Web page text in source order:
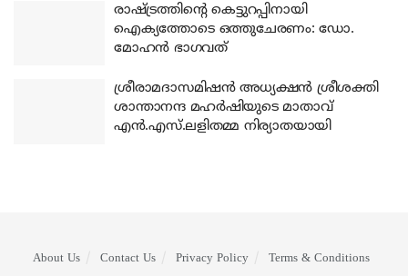
രാഷ്ട്രത്തിന്റെ കെട്ടുറപ്പിനായി
ഐക്യത്തോടെ ഒത്തുചേരണം: ഡോ.
മോഹന്‍ ഭാഗവത്
ശ്രീരാമദാസമിഷന്‍ അധ്യക്ഷന്‍ ശ്രീശക്തി
ശാന്താനന്ദ മഹര്‍ഷിയുടെ മാതാവ്
എന്‍.എസ്.ലളിതമ്മ നിര്യാതയായി
About Us Contact Us Privacy Policy Terms & Conditions